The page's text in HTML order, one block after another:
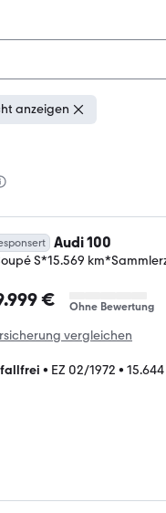
anzeigen
Audi 100
S*15.569
€ Ohne Bewertung
vergleichen
• EZ 02/1972 •